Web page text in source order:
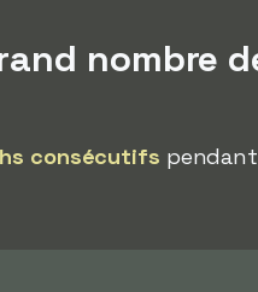
nombre
consécutifs